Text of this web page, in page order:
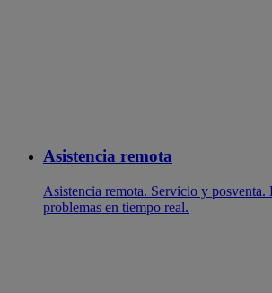
Asistencia remota
Asistencia remota. Servicio y posventa.
problemas en tiempo real.